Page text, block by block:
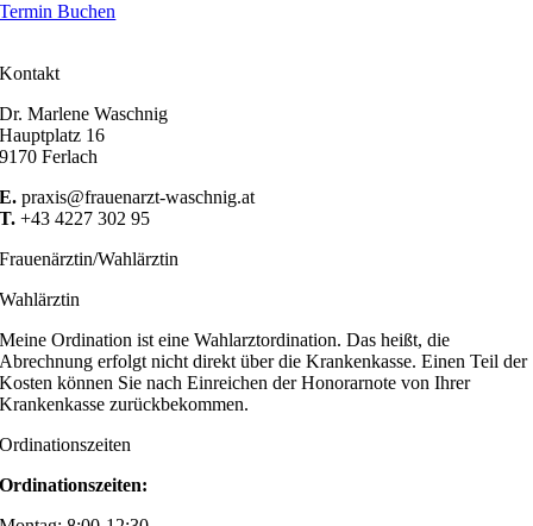
Termin Buchen
Kontakt
Dr. Marlene Waschnig
Hauptplatz 16
9170 Ferlach
E. praxis@frauenarzt-waschnig.at
T. +43 4227 302 95
Frauenärztin/Wahlärztin
Wahlärztin
Meine Ordination ist eine Wahlarztordination. Das heißt, die
Abrechnung erfolgt nicht direkt über die Krankenkasse. Einen Teil der
Kosten können Sie nach Einreichen der Honorarnote von Ihrer
Krankenkasse zurückbekommen.
Ordinationszeiten
Ordinationszeiten: